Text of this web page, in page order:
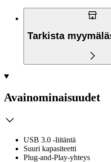
Tarkista
Avainominaisuudet
USB 3.0 -liitäntä
Suuri kapasiteetti
Plug-and-Play-yhteys